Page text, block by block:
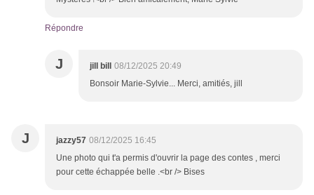
Répondre
J jill bill
08/12/2025 20:49
Bonsoir Marie-Sylvie... Merci, amitiés, jill
J jazzy57 08/12/2025 16:45
Une photo qui t'a permis d'ouvrir la page des contes , merci
pour cette échappée belle .<br /> Bises